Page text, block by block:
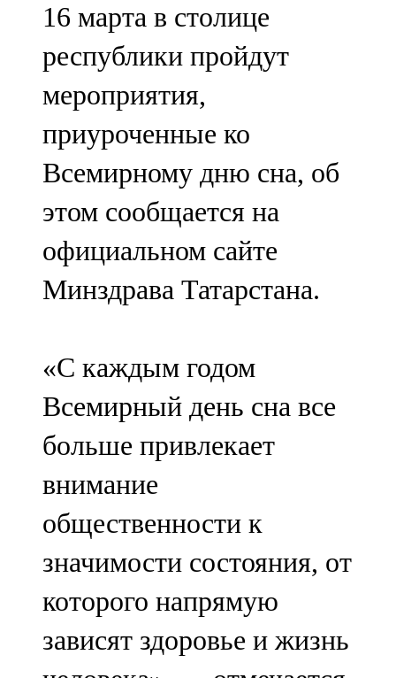
Лениногорский
102,1 FM
Мамадыш
106,2 FM
Минзәлә
107,3 FM
Мөслим
100,0 FM
104,7 FM
Олы Әтнә
71,42 FM
Сарман
107,8 FM
Теләче
106,1 FM
Түбән Кама
16 марта в столице
республики пройдут
мероприятия,
приуроченные ко
Всемирному дню сна, об
этом сообщается на
официальном сайте
Минздрава Татарстана.
«С каждым годом
Всемирный день сна все
больше привлекает
внимание
общественности к
значимости состояния, от
которого напрямую
зависят здоровье и жизнь